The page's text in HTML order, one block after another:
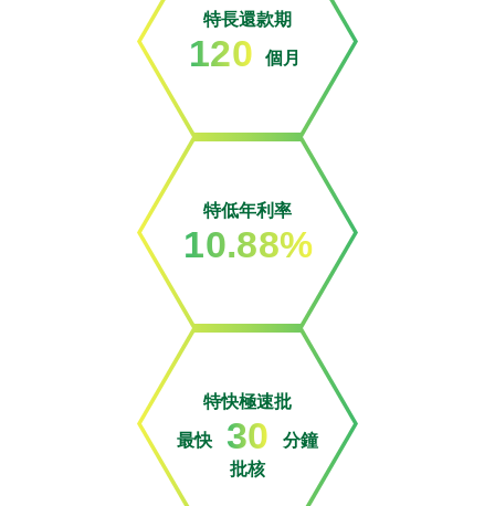
特長還款期
120個月
特低年利率
10.88%
特快極速批
最快30分鐘
批核